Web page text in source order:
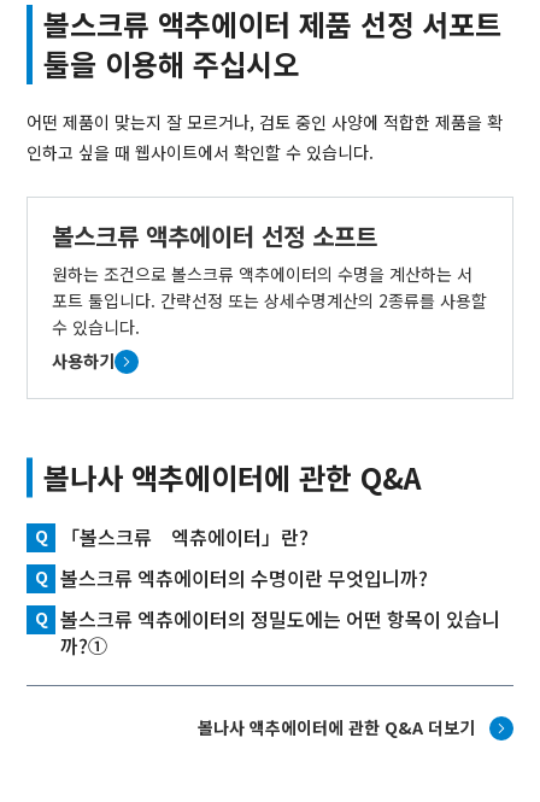
볼스크류 액추에이터 제품 선정 서포트
툴을 이용해 주십시오
어떤 제품이 맞는지 잘 모르거나, 검토 중인 사양에 적합한 제품을 확
인하고 싶을 때 웹사이트에서 확인할 수 있습니다.
볼스크류 액추에이터 선정 소프트
원하는 조건으로 볼스크류 액추에이터의 수명을 계산하는 서
포트 툴입니다. 간략선정 또는 상세수명계산의 2종류를 사용할
수 있습니다.
사용하기
볼나사 액추에이터에 관한 Q&A
「볼스크류 엑츄에이터」란?
볼스크류 엑츄에이터의 수명이란 무엇입니까?
볼스크류 엑츄에이터의 정밀도에는 어떤 항목이 있습니
까?①
볼나사 액추에이터에 관한 Q&A 더보기